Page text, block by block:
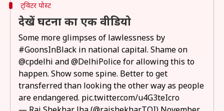
ट्विटर पोस्ट
देखें घटना का एक वीडियो
Some more glimpses of lawlessness by
#GoonsInBlack in national capital. Shame on
@cpdelhi and@DelhiPolicefor allowing this to
happen. Show some spine. Better to get
transferred than looking the other way as people
are endangered. pic.twitter.com/u4G3teIcro